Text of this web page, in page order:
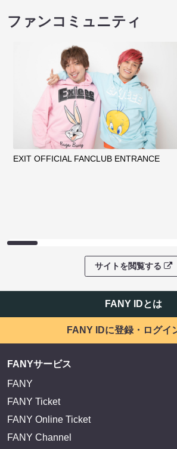
ファンコミュニティ
EXIT OFFICIAL FANCLUB ENTRANCE
サイトを閲覧する
FANY IDとは
FANY IDに登録・ログイ
FANYサービス
FANY
FANY Ticket
FANY Online Ticket
FANY Channel